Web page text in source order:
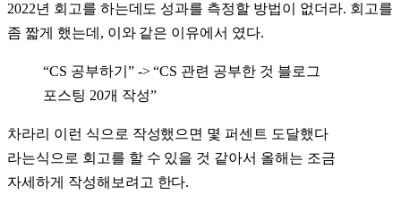
2022년 회고를 하는데도 성과를 측정할 방법이 없더라. 회고를
좀 짧게 했는데, 이와 같은 이유에서 였다.
“CS 공부하기” -> “CS 관련 공부한 것 블로그
포스팅 20개 작성”
차라리 이런 식으로 작성했으면 몇 퍼센트 도달했다
라는식으로 회고를 할 수 있을 것 같아서 올해는 조금
자세하게 작성해보려고 한다.